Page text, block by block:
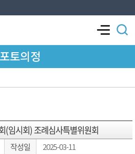
포토의정
(임시회) 조례심사특별위원회
작성일 2025-03-11